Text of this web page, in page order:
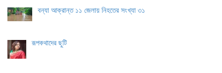
বন্যা আক্রান্ত ১১ জেলায় নিহতের সংখ্যা ৩১
রূপকথাদের ছুটি